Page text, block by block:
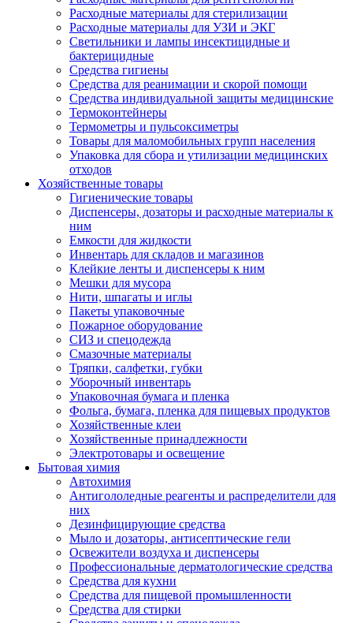
Расходные материалы для стерилизации
Расходные материалы для УЗИ и ЭКГ
Светильники и лампы инсектицидные и
бактерицидные
Средства гигиены
Средства для реанимации и скорой помощи
Средства индивидуальной защиты медицинские
Термоконтейнеры
Термометры и пульсоксиметры
Товары для маломобильных групп населения
Упаковка для сбора и утилизации медицинских
отходов
Хозяйственные товары
Гигиенические товары
Диспенсеры, дозаторы и расходные материалы к
ним
Емкости для жидкости
Инвентарь для складов и магазинов
Клейкие ленты и диспенсеры к ним
Мешки для мусора
Нити, шпагаты и иглы
Пакеты упаковочные
Пожарное оборудование
СИЗ и спецодежда
Смазочные материалы
Тряпки, салфетки, губки
Уборочный инвентарь
Упаковочная бумага и пленка
Фольга, бумага, пленка для пищевых продуктов
Хозяйственные клеи
Хозяйственные принадлежности
Электротовары и освещение
Бытовая химия
Автохимия
Антигололедные реагенты и распределители для
них
Дезинфицирующие средства
Мыло и дозаторы, антисептические гели
Освежители воздуха и диспенсеры
Профессиональные дерматологические средства
Средства для кухни
Средства для пищевой промышленности
Средства для стирки